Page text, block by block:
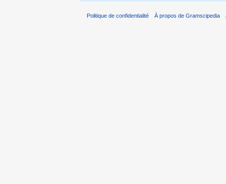
Politique de confidentialité À propos de Gramscipedia